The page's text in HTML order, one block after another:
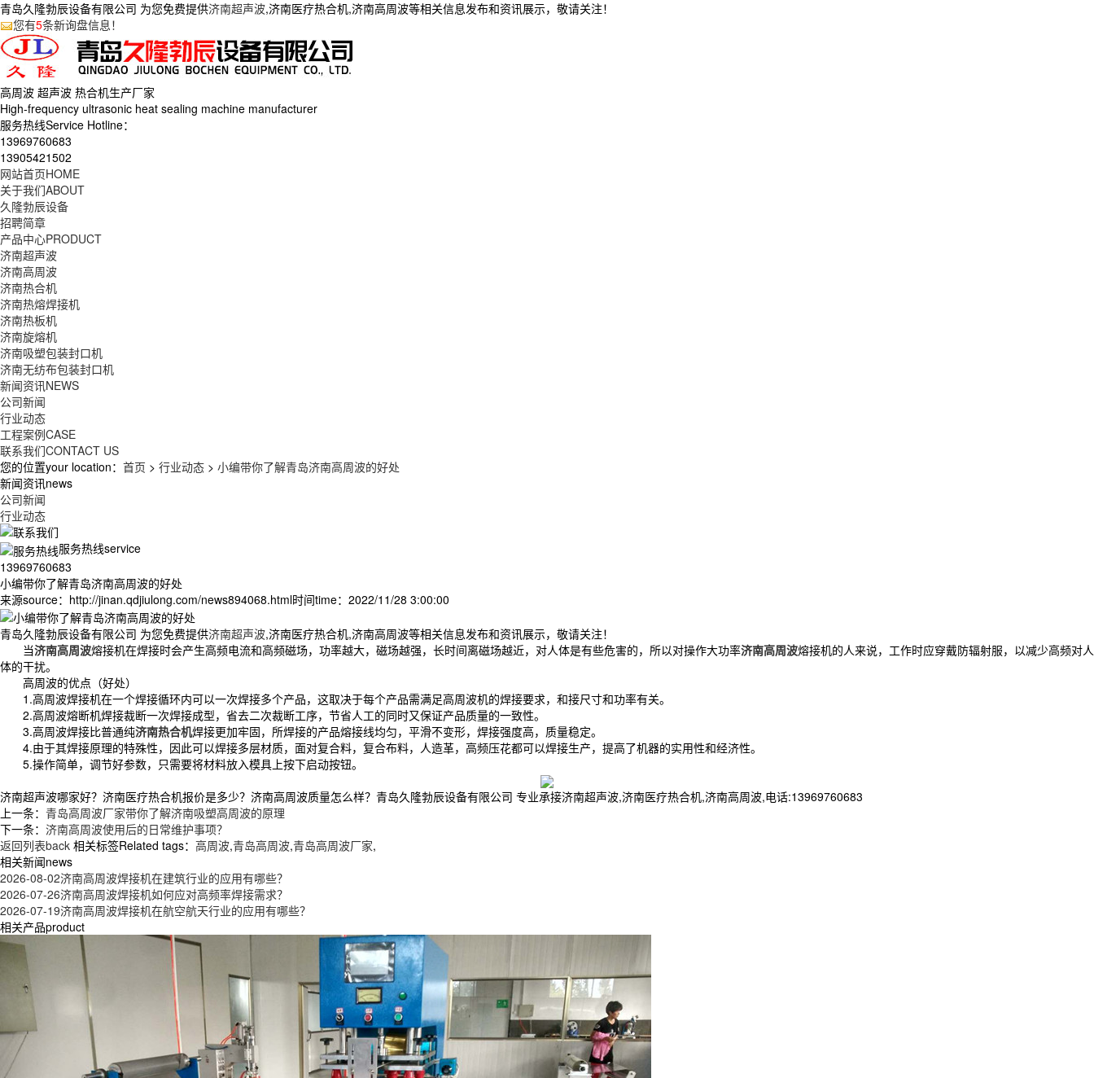
青岛久隆勃辰设备有限公司 为您免费提供济南超声波,济南医疗热合机,济南高周波等相关信息发布和资讯展示，敬请关注！
您有5条新询盘信息！
高周波 超声波 热合机生产厂家
High-frequency ultrasonic heat sealing machine manufacturer
服务热线Service Hotline：
13969760683
13905421502
网站首页HOME
关于我们ABOUT
久隆勃辰设备
招聘简章
产品中心PRODUCT
济南超声波
济南高周波
济南热合机
济南热熔焊接机
济南热板机
济南旋熔机
济南吸塑包装封口机
济南无纺布包装封口机
新闻资讯NEWS
公司新闻
行业动态
工程案例CASE
联系我们CONTACT US
您的位置your location： 首页 > 行业动态 > 小编带你了解青岛济南高周波的好处
新闻资讯news
公司新闻
行业动态
服务热线service
13969760683
小编带你了解青岛济南高周波的好处
来源source：http://jinan.qdjiulong.com/news894068.html时间time：2022/11/28 3:00:00
青岛久隆勃辰设备有限公司 为您免费提供济南超声波,济南医疗热合机,济南高周波等相关信息发布和资讯展示，敬请关注！
当济南高周波熔接机在焊接时会产生高频电流和高频磁场，功率越大，磁场越强，长时间离磁场越近，对人体是有些危害的，所以对操作大功率济南高周波熔接机的人来说，工作时应穿戴防辐射服，以减少高频对人
体的干扰。
高周波的优点（好处）
1.高周波焊接机在一个焊接循环内可以一次焊接多个产品，这取决于每个产品需满足高周波机的焊接要求，和接尺寸和功率有关。
2.高周波熔断机焊接裁断一次焊接成型，省去二次裁断工序，节省人工的同时又保证产品质量的一致性。
3.高周波焊接比普通纯济南热合机焊接更加牢固，所焊接的产品熔接线均匀，平滑不变形，焊接强度高，质量稳定。
4.由于其焊接原理的特殊性，因此可以焊接多层材质，面对复合料，复合布料，人造革，高频压花都可以焊接生产，提高了机器的实用性和经济性。
5.操作简单，调节好参数，只需要将材料放入模具上按下启动按钮。
济南超声波哪家好？济南医疗热合机报价是多少？济南高周波质量怎么样？青岛久隆勃辰设备有限公司 专业承接济南超声波,济南医疗热合机,济南高周波,电话:13969760683
上一条： 青岛高周波厂家带你了解济南吸塑高周波的原理
下一条： 济南高周波使用后的日常维护事项？
返回列表back 相关标签Related tags： 高周波,青岛高周波,青岛高周波厂家,
相关新闻news
2026-08-02济南高周波焊接机在建筑行业的应用有哪些？
2026-07-26济南高周波焊接机如何应对高频率焊接需求？
2026-07-19济南高周波焊接机在航空航天行业的应用有哪些？
相关产品product